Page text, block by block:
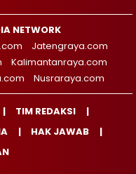
NETWORK
Jatengraya.com
Kalimantanraya.com
Nusraraya.com
TIM REDAKSI
HAK JAWAB